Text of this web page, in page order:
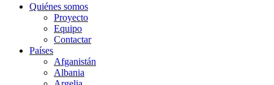
Quiénes somos
Proyecto
Equipo
Contactar
Países
Afganistán
Albania